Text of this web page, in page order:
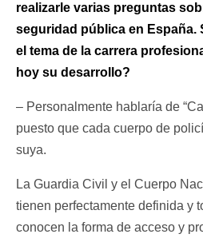
realizarle varias preguntas
seguridad pública en España.
el tema de la carrera
hoy su desarrollo?
– Personalmente hablaría de
puesto que cada cuerpo de
suya.
La Guardia Civil y el Cuerpo
tienen perfectamente definida y
conocen la forma de acceso y